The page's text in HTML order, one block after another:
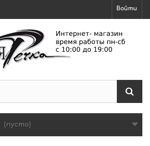
Войти
(пусто)